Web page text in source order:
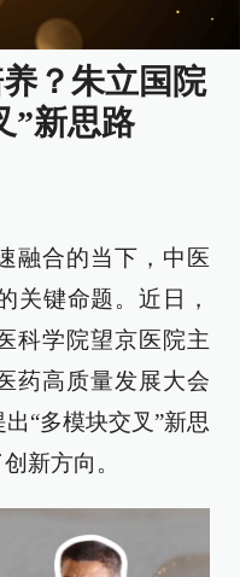
？朱立国院
”新思路
融合的当下，中医
关键命题。近日，
科学院望京医院主
药高质量发展大会
“多模块交叉”新思
新方向。